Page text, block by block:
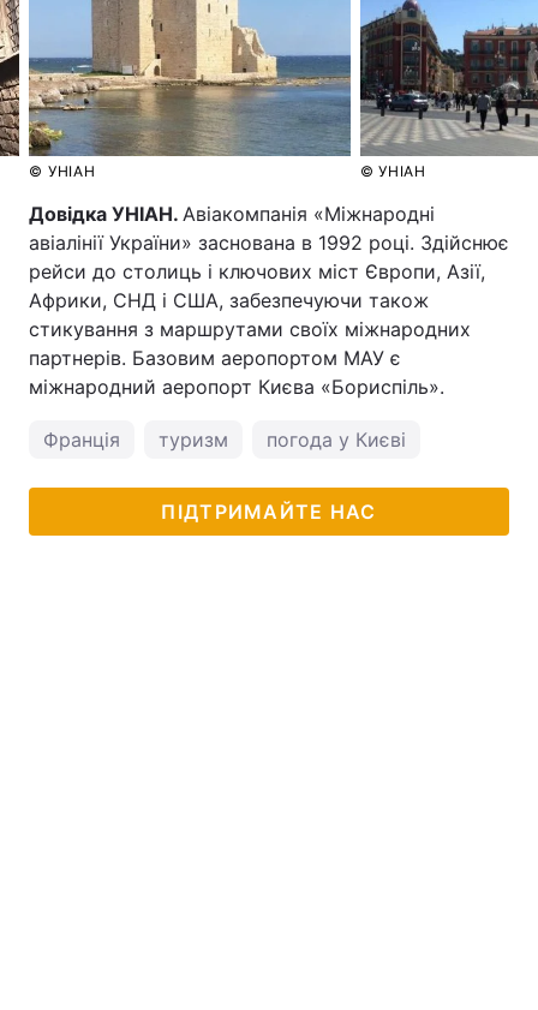
© УНІАН © УНІАН
Довідка УНІАН. Авіакомпанія «Міжнародні
авіалінії України» заснована в 1992 році. Здійснює
рейси до столиць і ключових міст Європи, Азії,
Африки, СНД і США, забезпечуючи також
стикування з маршрутами своїх міжнародних
партнерів. Базовим аеропортом МАУ є
міжнародний аеропорт Києва «Бориспіль».
Франція туризм погода у Києві
ПІДТРИМАЙТЕ НАС